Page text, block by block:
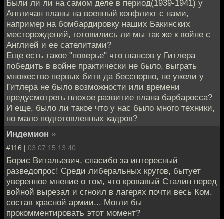
Были ли ли на самом деле в период(1939-1941) у
Англичан планы на военный конфликт с нами,
например на бомбардировку наших Бакинских
месторождений, готовились ли мы так же к войне с
Англией и ее сателитами?
Еще есть такое "поверье" что шансов у Гитлера
победить в войне практически не было, выграть
множество первых битв да бесспорно, не ужели у
Гитлера не было возможности или времени
предусмотреть плохое развитие плана барбаросса?
И еще, было ли такое что у нас было много техники,
но мало подготовленных кадров?
Индемион »
#116 | 03.07.15 13:40
Борис Витальевич, спасибо за интересный
разведопрос! Среди либеральных кругов, бытует
уверенное мнение о том, что кровавый Сталин перед
войной вырезал и сгноил в лагерях почти весь Ком.
состав красной армии... Могли бы
прокомментировать этот момент?